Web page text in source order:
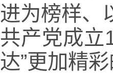
进为榜样、
共产党成立
达”更加精彩